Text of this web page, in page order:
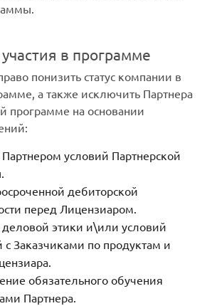
в программе
понизить статус компании в
а также исключить Партнера
программе на основании
условий Партнерской
дебиторской
перед Лицензиаром.
этики и\или условий
с Заказчиками по продуктам и
обязательного обучения
Партнера.